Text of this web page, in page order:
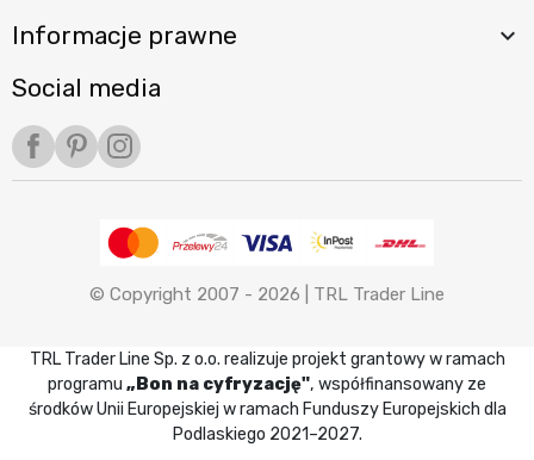
Informacje prawne 
Social media
Facebook
PinterestInstagram
© Copyright 2007 - 2026 | TRL Trader Line
TRL Trader Line Sp. z o.o. realizuje projekt grantowy w ramach
programu „Bon na cyfryzację", współfinansowany ze
środków Unii Europejskiej w ramach Funduszy Europejskich dla
Podlaskiego 2021–2027.